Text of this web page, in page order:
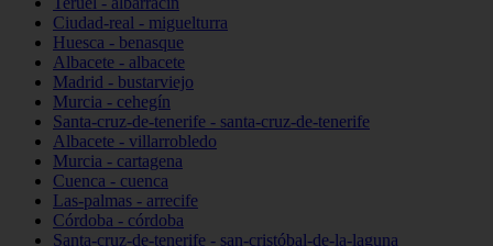
Ciudad-real - miguelturra
Huesca - benasque
Albacete - albacete
Madrid - bustarviejo
Murcia - cehegín
Santa-cruz-de-tenerife - santa-cruz-de-tenerife
Albacete - villarrobledo
Murcia - cartagena
Cuenca - cuenca
Las-palmas - arrecife
Córdoba - córdoba
Santa-cruz-de-tenerife - san-cristóbal-de-la-laguna